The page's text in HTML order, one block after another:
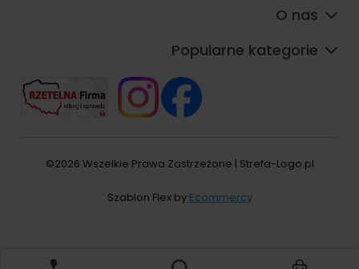
O nas
Popularne kategorie
©2026 Wszelkie Prawa Zastrzeżone | Strefa-Logo.pl
Szablon Flex by Ecommercy